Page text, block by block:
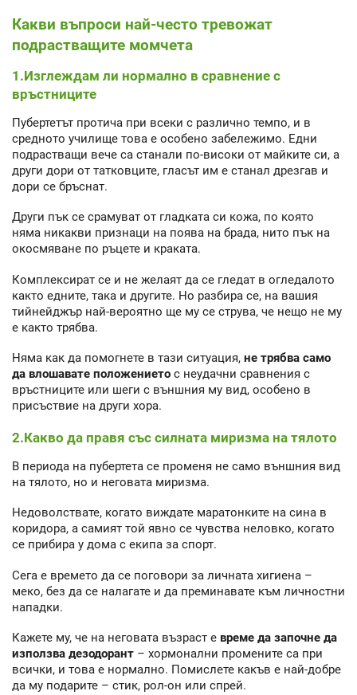
Какви въпроси най-често тревожат
подрастващите момчета
1.Изглеждам ли нормално в сравнение с
връстниците
Пубертетът протича при всеки с различно темпо, и в
средното училище това е особено забележимо. Едни
подрастващи вече са станали по-високи от майките си, а
други дори от татковците, гласът им е станал дрезгав и
дори се бръснат.
Други пък се срамуват от гладката си кожа, по която
няма никакви признаци на поява на брада, нито пък на
окосмяване по ръцете и краката.
Комплексират се и не желаят да се гледат в огледалото
както едните, така и другите. Но разбира се, на вашия
тийнейджър най-вероятно ще му се струва, че нещо не му
е както трябва.
Няма как да помогнете в тази ситуация, не трябва само
да влошавате положението с неудачни сравнения с
връстниците или шеги с външния му вид, особено в
присъствие на други хора.
2.Какво да правя със силната миризма на тялото
В периода на пубертета се променя не само външния вид
на тялото, но и неговата миризма.
Недоволствате, когато виждате маратонките на сина в
коридора, а самият той явно се чувства неловко, когато
се прибира у дома с екипа за спорт.
Сега е времето да се поговори за личната хигиена –
меко, без да се налагате и да преминавате към личностни
нападки.
Кажете му, че на неговата възраст е време да започне да
използва дезодорант – хормонални промените са при
всички, и това е нормално. Помислете какъв е най-добре
да му подарите – стик, рол-он или спрей.